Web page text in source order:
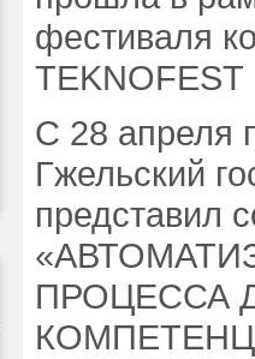
фестиваля
TEKNOFEST
С 28 апреля
Гжельский
представил
ПРОЦЕССА